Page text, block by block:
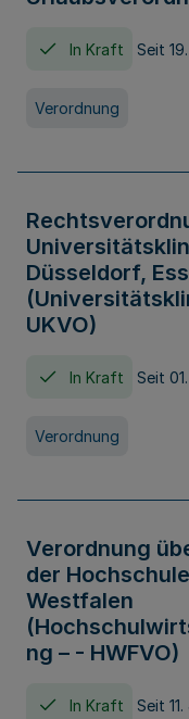
In Kraft Seit
Verordnung
Düsseldorf,
UKVO)
In Kraft Seit
Verordnung
Verordnung
der
Westfalen
ng – - HWFVO)
In Kraft Seit